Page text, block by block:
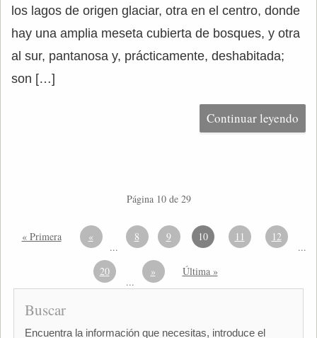
los lagos de origen glaciar, otra en el centro, donde
hay una amplia meseta cubierta de bosques, y otra
al sur, pantanosa y, prácticamente, deshabitada;
son […]
Continuar leyendo
Página 10 de 29
« Primera «
...
8 9 10 11 12
...
20
...
» Última »
Buscar
Encuentra la información que necesitas, introduce el